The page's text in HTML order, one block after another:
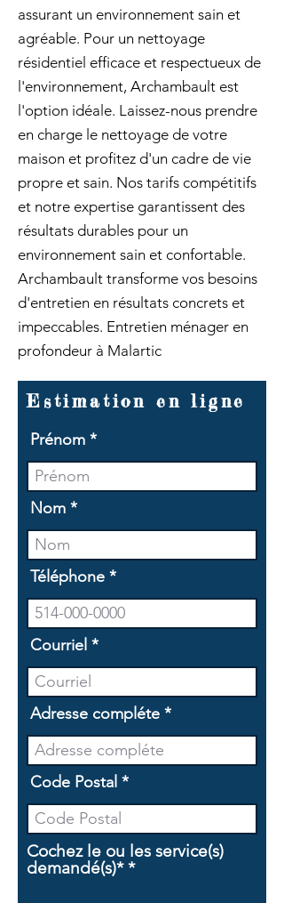
assurant un environnement sain et
agréable. Pour un nettoyage
résidentiel efficace et respectueux de
l'environnement, Archambault est
l'option idéale. Laissez-nous prendre
en charge le nettoyage de votre
maison et profitez d'un cadre de vie
propre et sain. Nos tarifs compétitifs
et notre expertise garantissent des
résultats durables pour un
environnement sain et confortable.
Archambault transforme vos besoins
d'entretien en résultats concrets et
impeccables. Entretien ménager en
profondeur à Malartic
Estimation en ligne
Prénom
Nom
Téléphone
Courriel
Adresse compléte
Code Postal
Cochez le ou les service(s)
demandé(s)* *O